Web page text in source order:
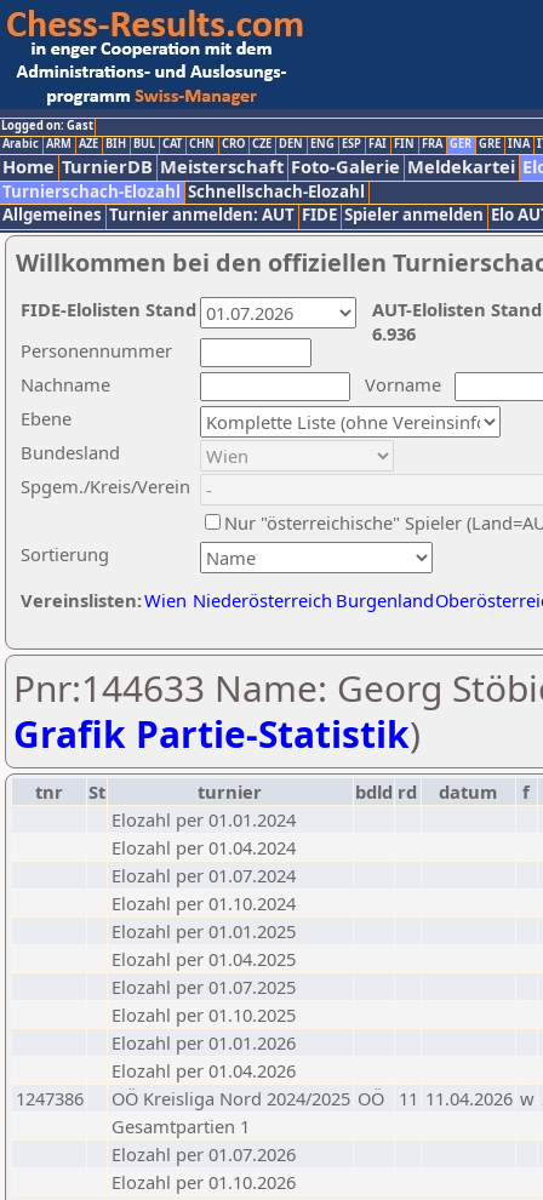
Logged on: Gast
Arabic ARM AZE BIH BUL CAT CHN CRO CZE DEN ENG ESP FAI FIN FRA GER GRE INA
Home TurnierDB Meisterschaft Foto-Galerie Meldekartei
Turnierschach-Elozahl Schnellschach-Elozahl
Allgemeines Turnier anmelden: AUT FIDE Spieler anmelden Elo
Willkommen bei den offiziellen
Nachname
Vorname
Ebene
Sortierung
Personennummer
Bundesland
Spgem./Kreis/Verein
Nur "österreichische" Spieler
Vereinslisten:Wien Niederösterreich Burgenland
AUT-Elolisten
6.936
FIDE-Elolisten Stand
Pnr:144633 Name: Georg
Grafik Partie-Statistik)
tnr St turnier bdld rd datum
f
Elozahl per 01.01.2024
Elozahl per 01.04.2024
Elozahl per 01.07.2024
Elozahl per 01.10.2024
Elozahl per 01.01.2025
Elozahl per 01.04.2025
Elozahl per 01.07.2025
Elozahl per 01.10.2025
Elozahl per 01.01.2026
Elozahl per 01.04.2026
1247386
OÖ Kreisliga Nord 2024/2025 OÖ 11 11.04.2026 w
Gesamtpartien 1
Elozahl per 01.07.2026
Elozahl per 01.10.2026